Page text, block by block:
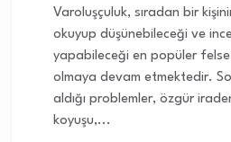
Varoluşçuluk, sıradan bir
okuyup düşünebileceği ve
yapabileceği en popüler
olmaya devam etmektedir.
aldığı problemler, özgür
koyuşu,...